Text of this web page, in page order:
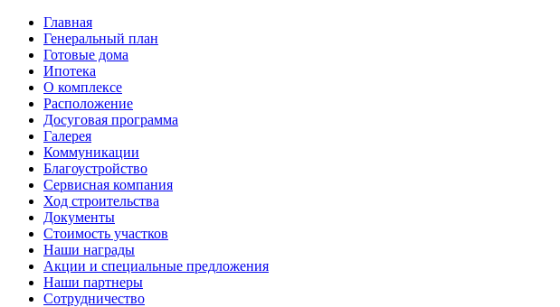
Главная
Генеральный план
Готовые дома
Ипотека
О комплексе
Расположение
Досуговая программа
Галерея
Коммуникации
Благоустройство
Сервисная компания
Ход строительства
Документы
Стоимость участков
Наши награды
Акции и специальные предложения
Наши партнеры
Сотрудничество